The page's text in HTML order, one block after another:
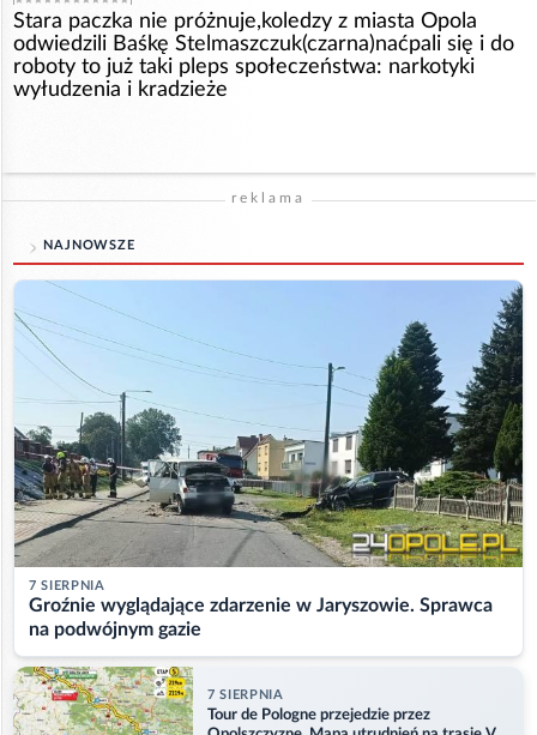
Stara paczka nie próżnuje,koledzy z miasta Opola
odwiedzili Baśkę Stelmaszczuk(czarna)naćpali się i do
roboty to już taki pleps społeczeństwa: narkotyki
wyłudzenia i kradzieże
reklama
NAJNOWSZE
7 SIERPNIA
Groźnie wyglądające zdarzenie w Jaryszowie. Sprawca
na podwójnym gazie
7 SIERPNIA
Tour de Pologne przejedzie przez